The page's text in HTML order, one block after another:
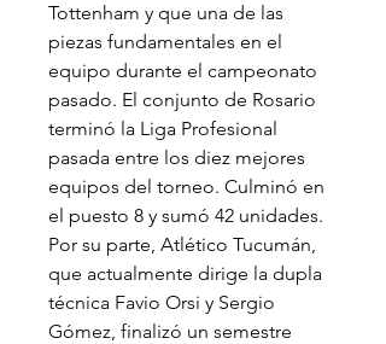
Tottenham y que una de las
piezas fundamentales en el
equipo durante el campeonato
pasado. El conjunto de Rosario
terminó la Liga Profesional
pasada entre los diez mejores
equipos del torneo. Culminó en
el puesto 8 y sumó 42 unidades.
Por su parte, Atlético Tucumán,
que actualmente dirige la dupla
técnica Favio Orsi y Sergio
Gómez, finalizó un semestre